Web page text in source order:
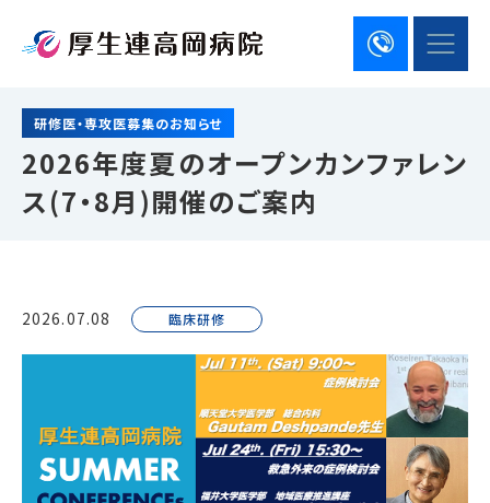
研修医・専攻医募集のお知らせ
2026年度夏のオープンカンファレン
ス(7・8月)開催のご案内
2026.07.08 臨床研修